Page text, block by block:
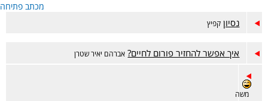
מכתב פתיחה
נסיון קפיץ
איך אפשר להחזיר פורום לחיים? אברהם יאיר שטרן
משה